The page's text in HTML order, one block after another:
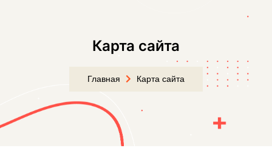
Карта сайта
Главная Карта сайта